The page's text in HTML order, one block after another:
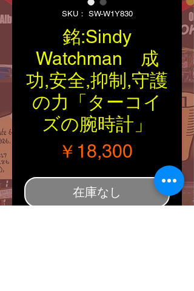
SKU： SW-W1Y830
銘:Sindy
Watchman 成
功,安全,抑制,守護
の力「ターコイ
ズの腕時計」
￥18,300
在庫なし